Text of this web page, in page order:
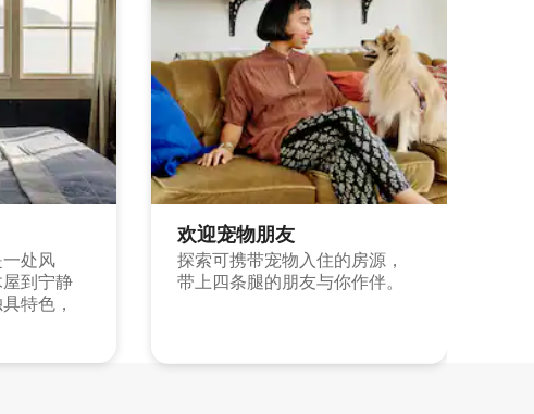
处风
到宁静
特色，
欢迎宠物朋友
探索可携带宠物入住的房源，
带上四条腿的朋友与你作伴。